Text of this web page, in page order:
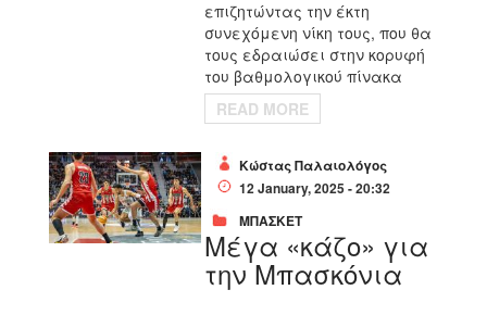
επιζητώντας την έκτη
συνεχόμενη νίκη τους, που θα
τους εδραιώσει στην κορυφή
του βαθμολογικού πίνακα
READ MORE
Κώστας Παλαιολόγος
12 January, 2025 - 20:32
ΜΠΑΣΚΕΤ
Μέγα «κάζο» για
την Μπασκόνια